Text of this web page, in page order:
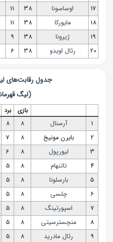
17
اوساسونا 38
11
18
مایورکا 38
11
19
ژیرونا 38
9
20
رئال اویدو 38
6
جدول رقابت‌های
(لیگ
بازی برد
1 آرسنال 8
8
2
بایرن‌ مونیخ 8
7
3
لیورپول 8
6
4
تاتنهام 8
5
5
بارسلونا 8
5
6
چلسی 8
5
7
اسپورتینگ 8
5
8
منچسترسیتی 8
5
9
رئال مادرید 8
5